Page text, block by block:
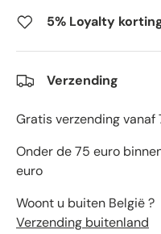
5% Loyalty
Verzending
Gratis verzending vanaf
Onder de 75 euro
euro
Woont u buiten België ?
Verzending buitenland